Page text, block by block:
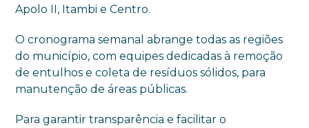
Apolo II, Itambi e Centro.
O cronograma semanal abrange todas as regiões
do município, com equipes dedicadas à remoção
de entulhos e coleta de resíduos sólidos, para
manutenção de áreas públicas.
Para garantir transparência e facilitar o